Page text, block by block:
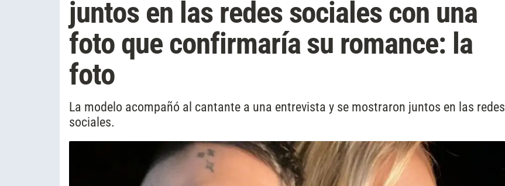
juntos en las redes sociales con una
foto que confirmaría su romance: la
foto
La modelo acompañó al cantante a una entrevista y se mostraron juntos en las redes
sociales.